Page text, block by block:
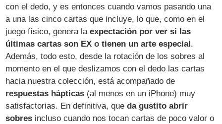
con el dedo, y es entonces cuando vamos pasando una
a una las cinco cartas que incluye, lo que, como en el
juego físico, genera laexpectación por ver si las
últimas cartas son EX o tienen un arte especial.
Además, todo esto, desde la rotación de los sobres al
momento en el que deslizamos con el dedo las cartas
hacia nuestra colección, está acompañado de
respuestas hápticas (al menos en un iPhone) muy
satisfactorias. En definitiva, queda gustito abrir
sobres incluso cuando nos tocan cartas de poco valor o